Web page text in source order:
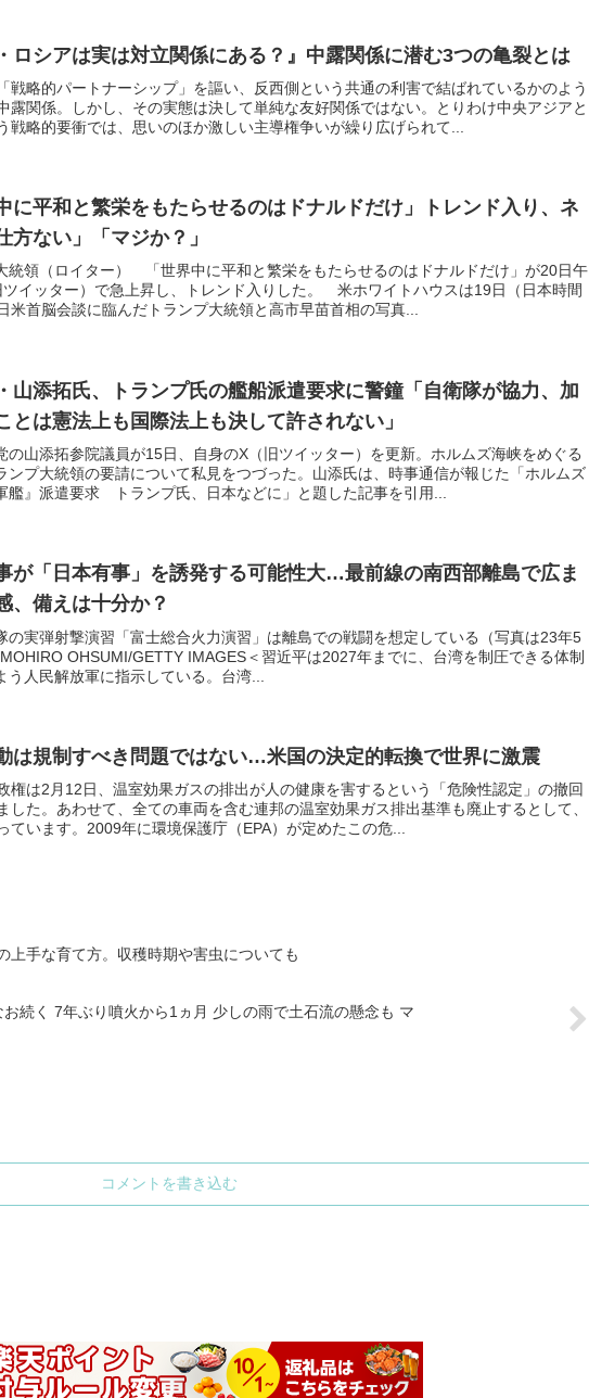
ロシアは実は対立関係にある？』中露関係に潜む3つの亀裂とは
戦略的パートナーシップ」を謳い、反西側という共通の利害で結ばれているかのよう
露関係。しかし、その実態は決して単純な友好関係ではない。とりわけ中央アジアと
戦略的要衝では、思いのほか激しい主導権争いが繰り広げられて...
に平和と繁栄をもたらせるのはドナルドだけ」トレンド入り、ネ
方ない」「マジか？」
統領（ロイター） 「世界中に平和と繁栄をもたらせるのはドナルドだけ」が20日午
ツイッター）で急上昇し、トレンド入りした。 米ホワイトハウスは19日（日本時間
米首脳会談に臨んだトランプ大統領と高市早苗首相の写真...
山添拓氏、トランプ氏の艦船派遣要求に警鐘「自衛隊が協力、加
とは憲法上も国際法上も決して許されない」
の山添拓参院議員が15日、自身のX（旧ツイッター）を更新。ホルムズ海峡をめぐる
ンプ大統領の要請について私見をつづった。山添氏は、時事通信が報じた「ホルムズ
艦』派遣要求 トランプ氏、日本などに」と題した記事を引用...
が「日本有事」を誘発する可能性大…最前線の南西部離島で広ま
、備えは十分か？
の実弾射撃演習「富士総合火力演習」は離島での戦闘を想定している（写真は23年5
OHSUMI/GETTY IMAGES＜習近平は2027年までに、台湾を制圧できる体制
う人民解放軍に指示している。台湾...
は規制すべき問題ではない…米国の決定的転換で世界に激震
権は2月12日、温室効果ガスの排出が人の健康を害するという「危険性認定」の撤回
した。あわせて、全ての車両を含む連邦の温室効果ガス排出基準も廃止するとして、
ています。2009年に環境保護庁（EPA）が定めたこの危...
上手な育て方。収穫時期や害虫についても
続く 7年ぶり噴火から1ヵ月 少しの雨で土石流の懸念も マ
コメントを書き込む